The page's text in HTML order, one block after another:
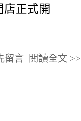
正式開
閱讀全文 >>
留言